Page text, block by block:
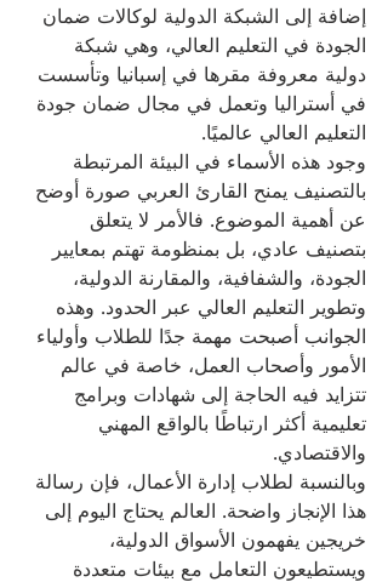
إضافة إلى الشبكة الدولية لوكالات ضمان
الجودة في التعليم العالي، وهي شبكة
دولية معروفة مقرها في إسبانيا وتأسست
في أستراليا وتعمل في مجال ضمان جودة
التعليم العالي عالميًا.
وجود هذه الأسماء في البيئة المرتبطة
بالتصنيف يمنح القارئ العربي صورة أوضح
عن أهمية الموضوع. فالأمر لا يتعلق
بتصنيف عادي، بل بمنظومة تهتم بمعايير
الجودة، والشفافية، والمقارنة الدولية،
وتطوير التعليم العالي عبر الحدود. وهذه
الجوانب أصبحت مهمة جدًا للطلاب وأولياء
الأمور وأصحاب العمل، خاصة في عالم
تتزايد فيه الحاجة إلى شهادات وبرامج
تعليمية أكثر ارتباطًا بالواقع المهني
والاقتصادي.
وبالنسبة لطلاب إدارة الأعمال، فإن رسالة
هذا الإنجاز واضحة. العالم يحتاج اليوم إلى
خريجين يفهمون الأسواق الدولية،
ويستطيعون التعامل مع بيئات متعددة